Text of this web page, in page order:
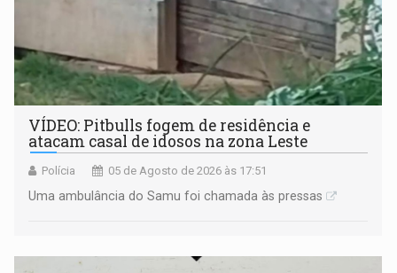
VÍDEO: Pitbulls fogem de residência e
atacam casal de idosos na zona Leste
Polícia 05 de Agosto de 2026 às 17:51
Uma ambulância do Samu foi chamada às pressas